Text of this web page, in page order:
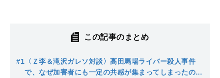
この記事のまとめ
#1 〈Ｚ李＆滝沢ガレソ対談〉高田馬場ライバー殺人事件
で、なぜ加害者にも一定の共感が集まってしまったの